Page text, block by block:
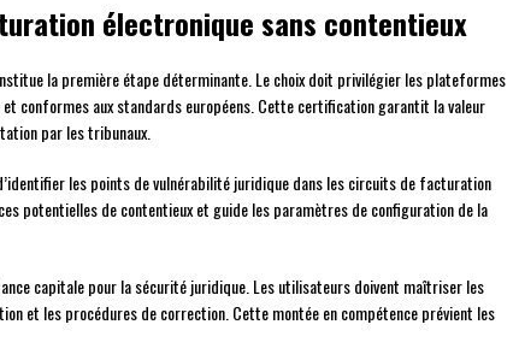
électronique sans contentieux
la première étape déterminante. Le choix doit privilégier les plateformes
conformes aux standards européens. Cette certification garantit la valeur
par les tribunaux.
les points de vulnérabilité juridique dans les circuits de facturation
potentielles de contentieux et guide les paramètres de configuration de la
capitale pour la sécurité juridique. Les utilisateurs doivent maîtriser les
et les procédures de correction. Cette montée en compétence prévient les